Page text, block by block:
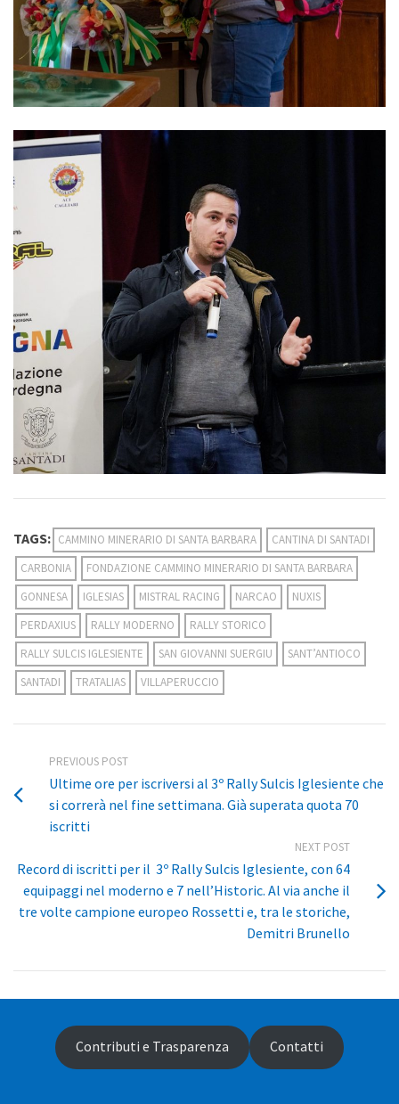
TAGS: CAMMINO MINERARIO DI SANTA BARBARA
CANTINA DI SANTADI
CARBONIA
FONDAZIONE CAMMINO MINERARIO DI SANTA BARBARA
GONNESA
IGLESIAS MISTRAL RACING NARCAO
NUXIS
PERDAXIUS
RALLY MODERNO
RALLY STORICO
RALLY SULCIS IGLESIENTE
SAN GIOVANNI SUERGIU
SANT’ANTIOCO
SANTADI
TRATALIAS VILLAPERUCCIO
PREVIOUS POST
Ultime ore per iscriversi al 3º Rally Sulcis Iglesiente che
si correrà nel fine settimana. Già superata quota 70
iscritti
NEXT POST
Record di iscritti per il 3º Rally Sulcis Iglesiente, con 64
equipaggi nel moderno e 7 nell’Historic. Al via anche il
tre volte campione europeo Rossetti e, tra le storiche,
Demitri Brunello
Contributi e Trasparenza Contatti